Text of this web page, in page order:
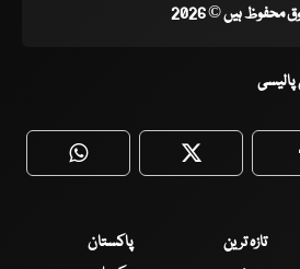
محفوظ ہیں © 2026
پالیسی
WhatsApp Twitter
تازہ ترین
پاکستان